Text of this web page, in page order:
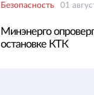
Безопасность 01
Минэнерго
остановке КТК